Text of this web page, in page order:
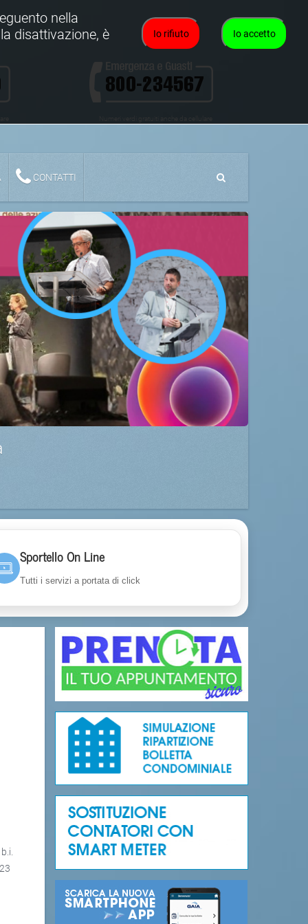
Numeri verdi gratuiti anche da cellulare
CONTATTI
Sportello On Line
Tutti i servizi a portata di click
Io accetto
Io rifiuto
nella
disattivazione, è